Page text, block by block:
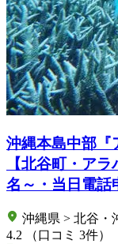
沖縄本島中部『
【北谷町・ア
名～・当日電話
沖縄県 > 北谷・
4.2
（口コミ 3件）